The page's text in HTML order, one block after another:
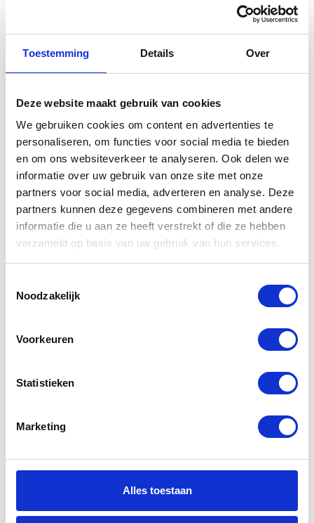
Toestemming Details Over
Deze website maakt gebruik van cookies
We gebruiken cookies om content en advertenties te
personaliseren, om functies voor social media te bieden
en om ons websiteverkeer te analyseren. Ook delen we
informatie over uw gebruik van onze site met onze
partners voor social media, adverteren en analyse. Deze
partners kunnen deze gegevens combineren met andere
informatie die u aan ze heeft verstrekt of die ze hebben
verzameld op basis van uw gebruik van hun services.
Noodzakelijk
Voorkeuren
Statistieken
Marketing
Alles toestaan
Gerelateerde
producten
Yamaha
Bagagedrager
519,00